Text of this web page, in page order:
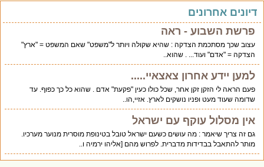
אחרונים
פרשת השבוע - ראה
עצוב שכך מסתכמת הצדקה : שהיא שקולה ויותר ל"משפט" שאם המשפט = "ארץ"
הצדקה = "אדם" ועוד... . שהוא..
למען יידע אחרון צאצאיי.....
פעם הראה לי הזקן זקן אחר, שכל כולו כעין "פקעת" אדם . שהוא כל כך כפוף. עד
שדומה שעוד מעט ופניו נושקים לארץ. אזיי,הו..
אין מסלול עוקף עם ישראל
גם זה צריך שיאמר : מה עושים כשעם ישראל טובל בטינופת מוסרית מנוער מערכיו.
מותר להתאבל בבדידות מדברית. לפרוש מהם [אליהו ירמיה ו..